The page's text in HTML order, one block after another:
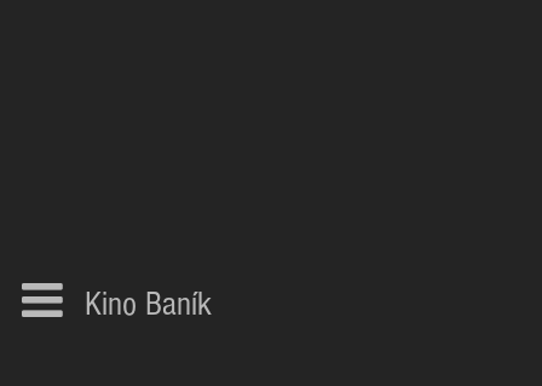
Kino Baník